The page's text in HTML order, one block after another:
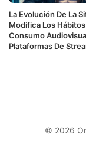
La Evolución De La
Modifica Los
Consumo
Plataformas De
© 2026